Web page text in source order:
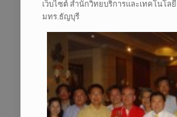
เว็บไซต์ สำนักวิทยบริการและเทคโนโล
มทร.ธัญบุรี